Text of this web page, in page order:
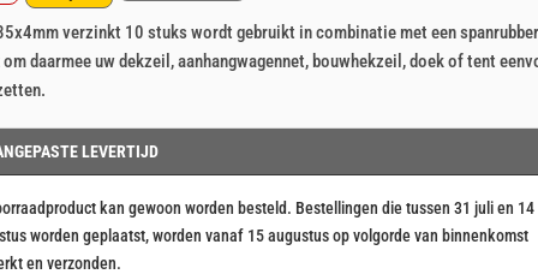
verzinkt 10 stuks wordt gebruikt in combinatie met een
daarmee uw dekzeil, aanhangwagennet, bouwhekzeil, doek of tent
LEVERTIJD
kan gewoon worden besteld. Bestellingen die tussen 31 juli en 14
worden geplaatst, worden vanaf 15 augustus op volgorde van binnenkomst
en verzonden.